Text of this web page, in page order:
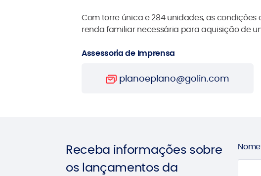
Com torre única e 284 unidades, as
renda familiar necessária para aquisição de
Assessoria de Imprensa
planoeplano@golin.com
Receba informações sobre
os lançamentos da